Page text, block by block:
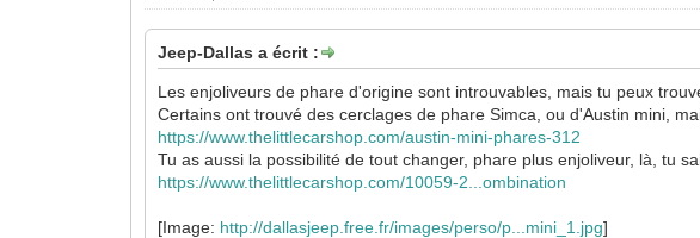
Jeep-Dallas a écrit :
Les enjoliveurs de phare d'origine sont introuvables, mais tu peux
Certains ont trouvé des cerclages de phare Simca, ou d'Austin mini,
https://www.thelittlecarshop.com/austin-mini-phares-312
Tu as aussi la possibilité de tout changer, phare plus enjoliveur, là, tu
https://www.thelittlecarshop.com/10059-2...ombination
[Image: http://dallasjeep.free.fr/images/perso/p...mini_1.jpg]